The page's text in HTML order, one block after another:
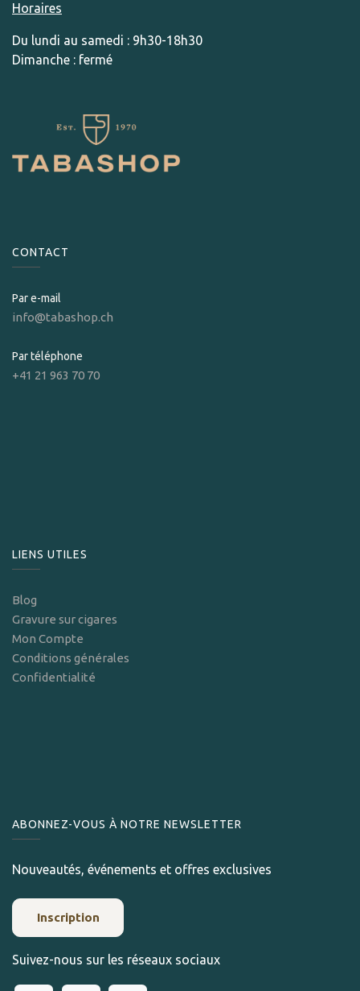
Horaires
Du lundi au samedi : 9h30-18h30
Dimanche : fermé
CONTACT
Par e-mail
info@tabashop.ch
Par téléphone
+41 21 963 70 70
LIENS UTILES
Blog
Gravure sur cigares
Mon Compte
Conditions générales
Confidentialité
ABONNEZ-VOUS À NOTRE NEWSLETTER
Nouveautés, événements et offres exclusives
Inscription
Suivez-nous sur les réseaux sociaux